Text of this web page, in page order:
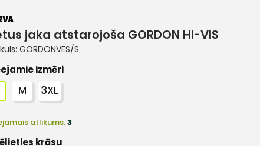
jaka atstarojoša GORDON HI-VIS
GORDONVES/S
izmēri
M 3XL
atlikums:3
krāsu